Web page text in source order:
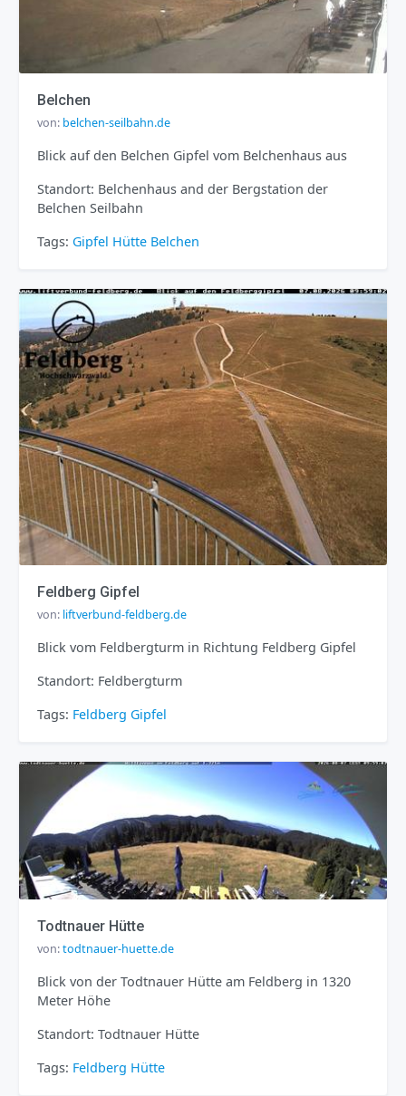
Belchen
von: belchen-seilbahn.de
Blick auf den Belchen Gipfel vom Belchenhaus aus
Standort: Belchenhaus and der Bergstation der
Belchen Seilbahn
Tags: Gipfel Hütte Belchen
Feldberg Gipfel
von: liftverbund-feldberg.de
Blick vom Feldbergturm in Richtung Feldberg Gipfel
Standort: Feldbergturm
Tags: Feldberg Gipfel
Todtnauer Hütte
von:todtnauer-huette.de
Blick von der Todtnauer Hütte am Feldberg in 1320
Meter Höhe
Standort: Todtnauer Hütte
Tags: Feldberg Hütte